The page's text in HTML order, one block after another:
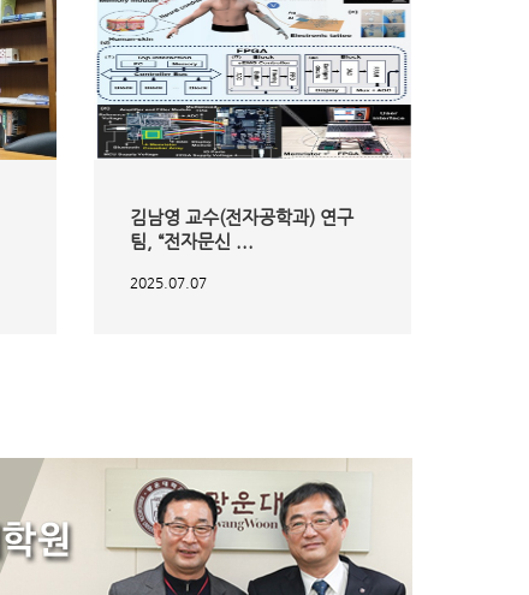
김남영 교수(전자공학과) 연구
팀, “전자문신 ...
2025.07.07